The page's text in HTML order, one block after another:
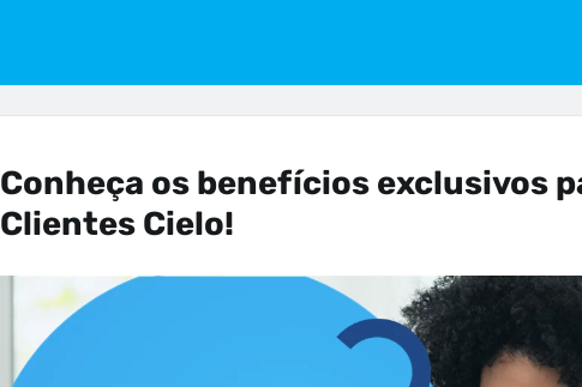
Conheça os benefícios exclusivos
Clientes Cielo!